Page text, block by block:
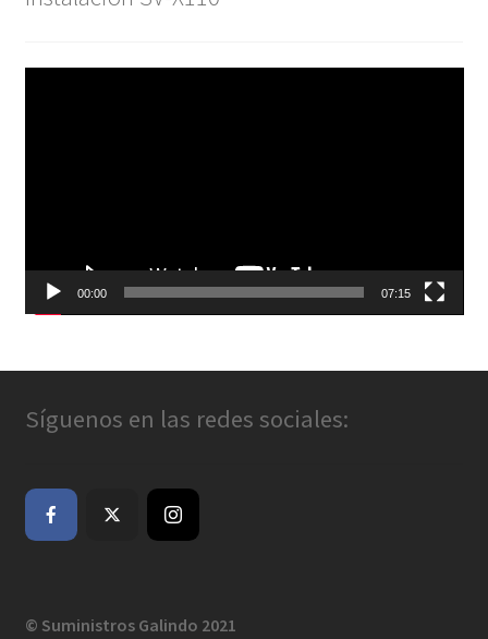
00:00 07:15
Síguenos en las redes sociales:
© Suministros Galindo 2021